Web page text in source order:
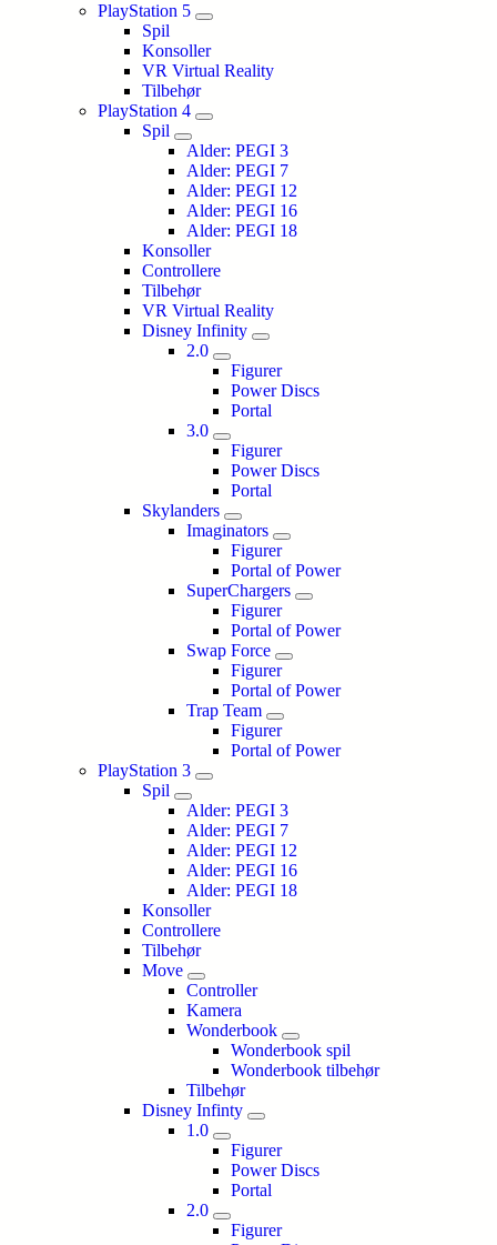
PlayStation 5
Spil
Konsoller
VR Virtual Reality
Tilbehør
PlayStation 4
Spil
Alder: PEGI 3
Alder: PEGI 7
Alder: PEGI 12
Alder: PEGI 16
Alder: PEGI 18
Konsoller
Controllere
Tilbehør
VR Virtual Reality
Disney Infinity
2.0
Figurer
Power Discs
Portal
3.0
Figurer
Power Discs
Portal
Skylanders
Imaginators
Figurer
Portal of Power
SuperChargers
Figurer
Portal of Power
Swap Force
Figurer
Portal of Power
Trap Team
Figurer
Portal of Power
PlayStation 3
Spil
Alder: PEGI 3
Alder: PEGI 7
Alder: PEGI 12
Alder: PEGI 16
Alder: PEGI 18
Konsoller
Controllere
Tilbehør
Move
Controller
Kamera
Wonderbook
Wonderbook spil
Wonderbook tilbehør
Tilbehør
Disney Infinty
1.0
Figurer
Power Discs
Portal
2.0
Figurer